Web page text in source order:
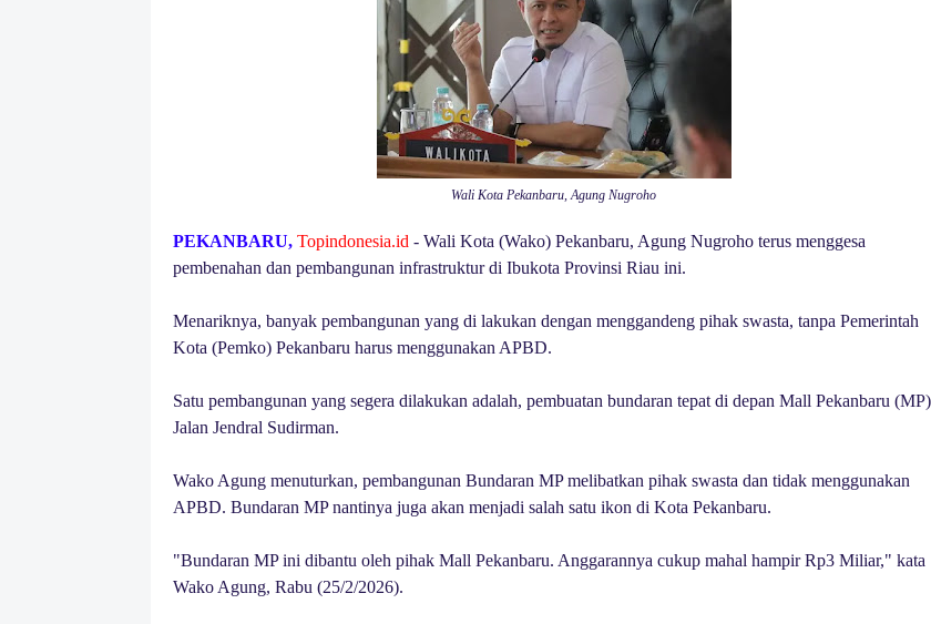
Wali Kota Pekanbaru, Agung Nugroho
PEKANBARU, Topindonesia.id - Wali Kota (Wako) Pekanbaru, Agung Nugroho terus menggesa
pembenahan dan pembangunan infrastruktur di Ibukota Provinsi Riau ini.
Menariknya, banyak pembangunan yang di lakukan dengan menggandeng pihak swasta, tanpa Pemerintah
Kota (Pemko) Pekanbaru harus menggunakan APBD.
Satu pembangunan yang segera dilakukan adalah, pembuatan bundaran tepat di depan Mall Pekanbaru (MP)
Jalan Jendral Sudirman.
Wako Agung menuturkan, pembangunan Bundaran MP melibatkan pihak swasta dan tidak menggunakan
APBD. Bundaran MP nantinya juga akan menjadi salah satu ikon di Kota Pekanbaru.
"Bundaran MP ini dibantu oleh pihak Mall Pekanbaru. Anggarannya cukup mahal hampir Rp3 Miliar," kata
Wako Agung, Rabu (25/2/2026).